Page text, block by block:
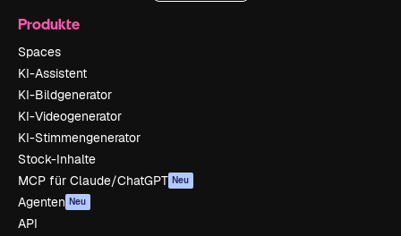
Produkte
Spaces
KI-Assistent
KI-Bildgenerator
KI-Videogenerator
KI-Stimmengenerator
Stock-Inhalte
MCP für Claude/ChatGPT Neu
Agenten Neu
API